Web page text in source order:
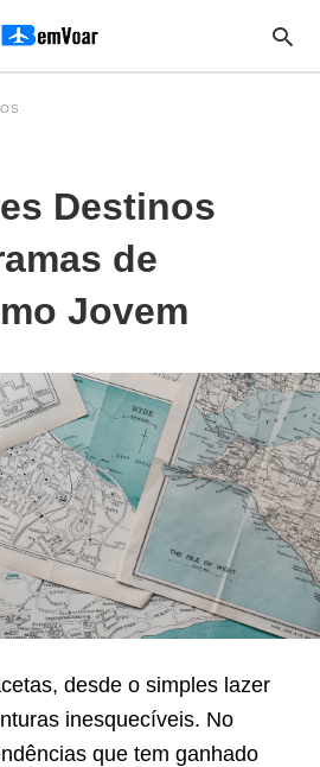
Destinos
de
Jovem
desde o simples lazer
inesquecíveis. No
que tem ganhado